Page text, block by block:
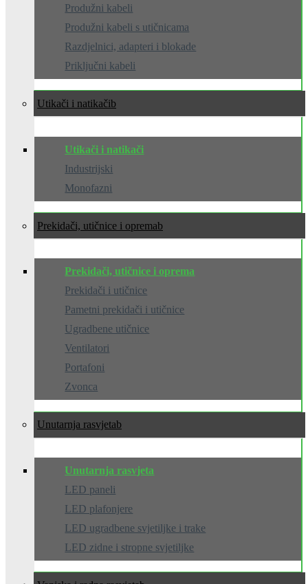
Produžni kabeli
Produžni kabeli s utičnicama
Razdjelnici, adapteri i blokade
Priključni kabeli
Utikači i natikači
Utikači i natikači
Industrijski
Monofazni
Prekidači, utičnice i oprema
Prekidači, utičnice i oprema
Prekidači i utičnice
Pametni prekidači i utičnice
Ugradbene utičnice
Ventilatori
Portafoni
Zvonca
Unutarnja rasvjeta
Unutarnja rasvjeta
LED paneli
LED plafonjere
LED ugradbene svjetiljke i trake
LED zidne i stropne svjetiljke